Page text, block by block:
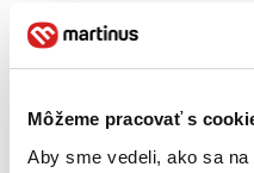
Môžeme pracovať s
Aby sme vedeli, ako sa
Pôvod
Autor
Steffen Hartmann (1